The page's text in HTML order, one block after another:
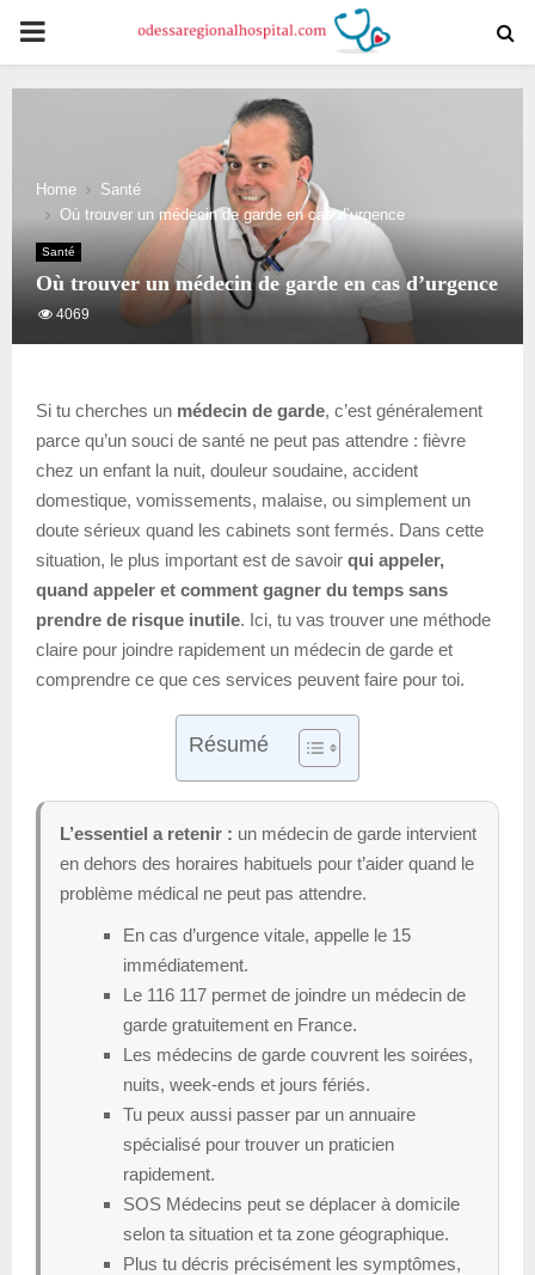
PRIMARY
MENU
Home
Santé
Où trouver un médecin de garde en cas d’urgence
Santé
Où trouver un médecin de garde en cas d’urgence
4069
Si tu cherches un médecin de garde, c’est généralement
parce qu’un souci de santé ne peut pas attendre : fièvre
chez un enfant la nuit, douleur soudaine, accident
domestique, vomissements, malaise, ou simplement un
doute sérieux quand les cabinets sont fermés. Dans cette
situation, le plus important est de savoir qui appeler,
quand appeler et comment gagner du temps sans
prendre de risque inutile. Ici, tu vas trouver une méthode
claire pour joindre rapidement un médecin de garde et
comprendre ce que ces services peuvent faire pour toi.
Résumé
L’essentiel a retenir : un médecin de garde intervient
en dehors des horaires habituels pour t’aider quand le
problème médical ne peut pas attendre.
En cas d’urgence vitale, appelle le 15
immédiatement.
Le 116 117 permet de joindre un médecin de
garde gratuitement en France.
Les médecins de garde couvrent les soirées,
nuits, week-ends et jours fériés.
Tu peux aussi passer par un annuaire
spécialisé pour trouver un praticien
rapidement.
SOS Médecins peut se déplacer à domicile
selon ta situation et ta zone géographique.
Plus tu décris précisément les symptômes,